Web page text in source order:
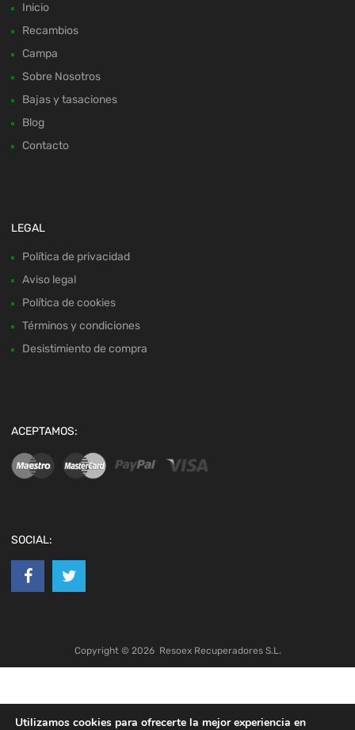
Inicio
Recambios
Campa
Sobre Nosotros
Bajas y tasaciones
Blog
Contacto
LEGAL
Política de privacidad
Aviso legal
Política de cookies
Términos y condiciones
Desistimiento de compra
ACEPTAMOS:
SOCIAL:
Copyright © 2026 Resoex Recuperadores S.L.
Utilizamos cookies para ofrecerte la mejor experiencia en